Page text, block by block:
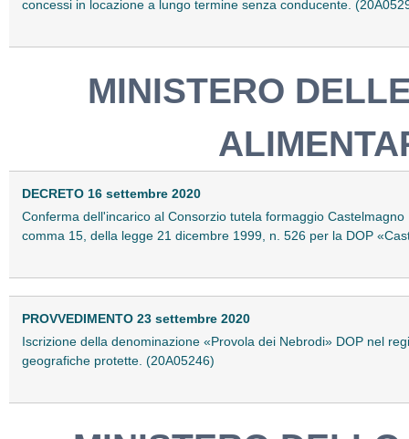
concessi in locazione a lungo termine senza conducente.
MINISTERO
DECRETO 16 settembre 2020
Conferma dell'incarico al Consorzio tutela formaggio
comma 15, della legge 21 dicembre 1999, n. 526 per la DOP
PROVVEDIMENTO 23 settembre 2020
Iscrizione della denominazione «Provola dei Nebrodi» DOP nel
geografiche protette. (20A05246)